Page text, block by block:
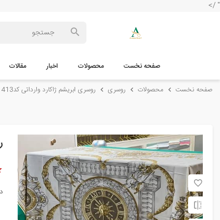
" />
صفحه نخست محصولات اخبار مقالات
صفحه نخست محصولات روسری روسری ابریشم ژاکارد وارداتی کد413